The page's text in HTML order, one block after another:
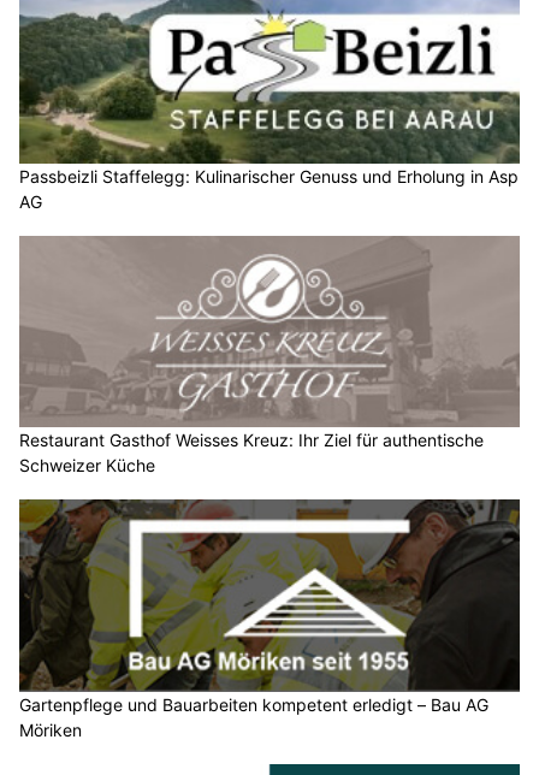
Passbeizli Staffelegg: Kulinarischer Genuss und Erholung in Asp
AG
Restaurant Gasthof Weisses Kreuz: Ihr Ziel für authentische
Schweizer Küche
Gartenpflege und Bauarbeiten kompetent erledigt – Bau AG
Möriken